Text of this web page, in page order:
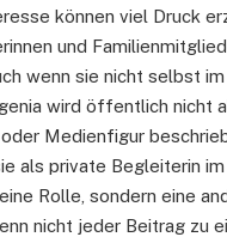
können viel Druck
und
wenn sie nicht selbst
wird öffentlich nicht
Medienfigur
als private Begleiterin
Rolle, sondern eine
nicht jeder Beitrag zu